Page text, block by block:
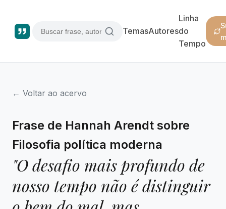
TemasAutores
Linha
do
Tempo
← Voltar ao acervo
Frase de Hannah Arendt sobre
Filosofia política moderna
"O desafio mais profundo de
nosso tempo não é distinguir